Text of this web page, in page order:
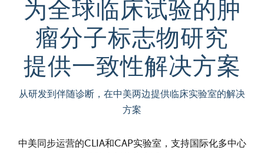
为全球临床试验的肿
瘤分子标志物研究
提供一致性解决方案
从研发到伴随诊断，在中美两边提供临床实验室的解决
方案
中美同步运营的CLIA和CAP实验室，支持国际化多中心